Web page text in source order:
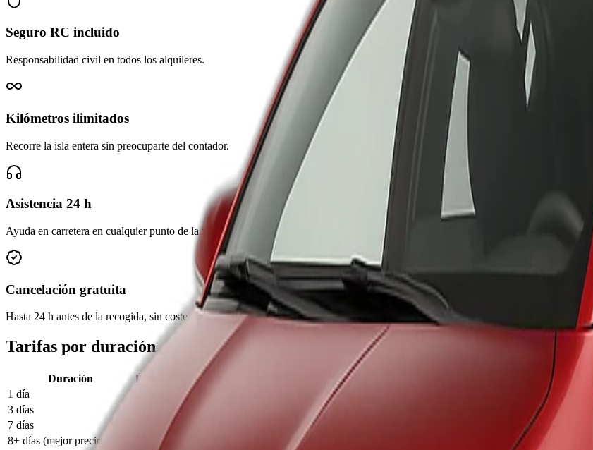
Seguro RC incluido
Responsabilidad civil en todos los alquileres.
Kilómetros ilimitados
Recorre la isla entera sin preocuparte del contador.
Asistencia 24 h
Ayuda en carretera en cualquier punto de la isla.
Cancelación gratuita
Hasta 24 h antes de la recogida, sin coste.
Tarifas por duración
Duración Precio por día
1 día
3 días
7 días
8+ días (mejor precio)
€